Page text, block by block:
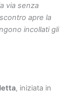
via senza
apre la
incollati gli
, iniziata in